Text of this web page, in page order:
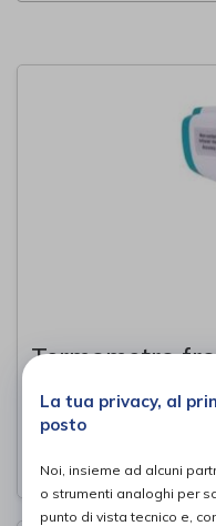
Termometro
diI-Tech Medical
La tua privacy, al
posto
Noi, insieme ad alcuni
o strumenti analoghi per
punto di vista tecnico e,